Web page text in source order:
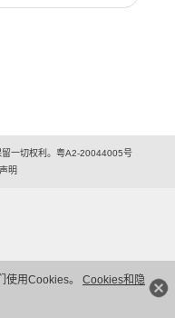
使用Cookies。 Cookies和隐
一切权利。粤A2-20044005号
明